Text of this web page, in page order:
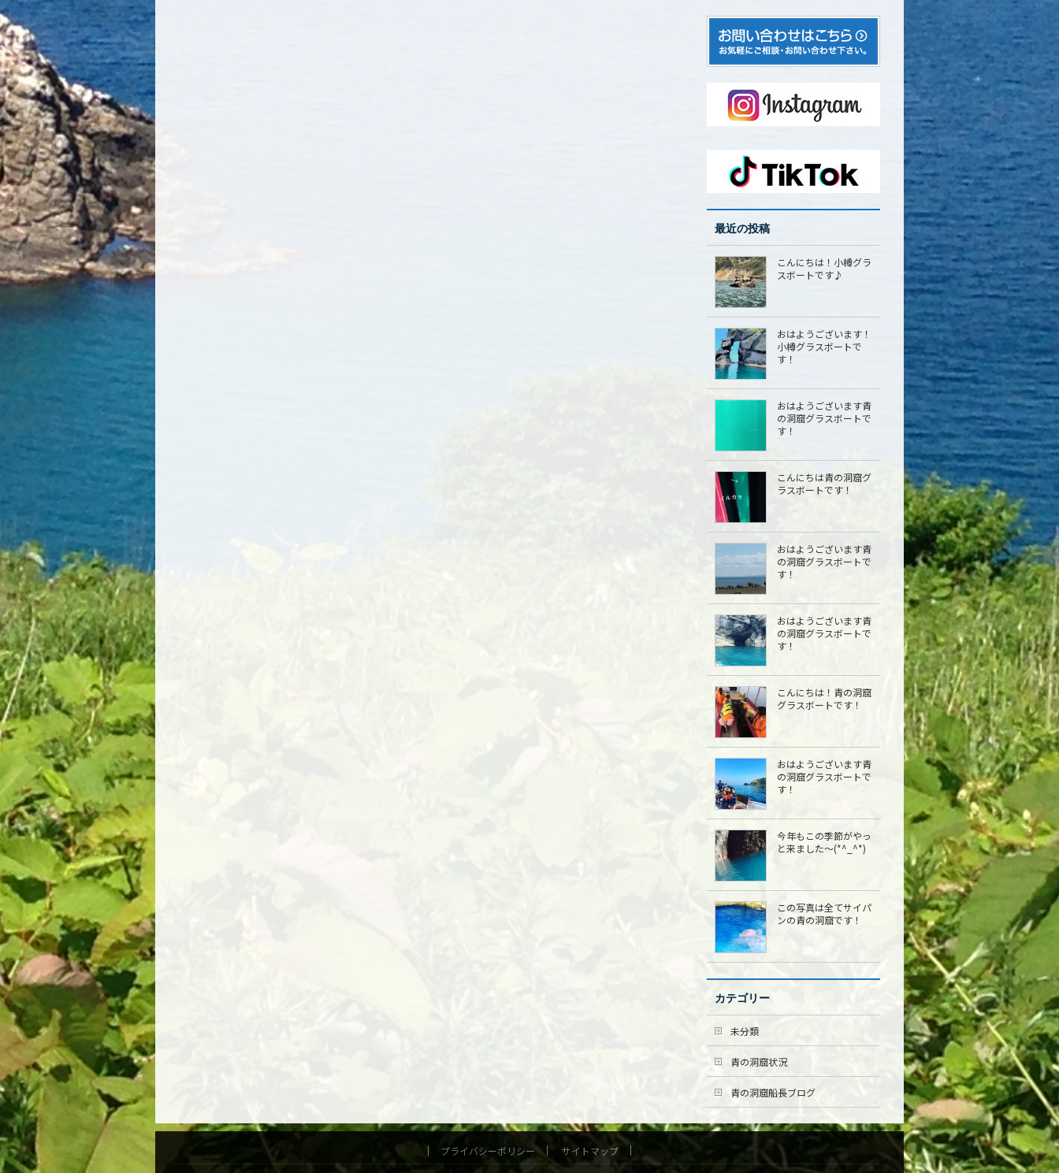
最近の投稿
こんにちは！小樽グラ
スボートです♪
おはようございます！
小樽グラスボートで
す！
おはようございます青
の洞窟グラスボートで
す！
こんにちは青の洞窟グ
ラスボートです！
おはようございます青
の洞窟グラスボートで
す！
おはようございます青
の洞窟グラスボートで
す！
こんにちは︎！青の洞窟
グラスボートです！
おはようございます青
の洞窟グラスボートで
す！
今年もこの季節がやっ
と来ました〜(*^_^*)
この写真は全てサイパ
ンの青の洞窟です！
カテゴリー
未分類
青の洞窟状況
青の洞窟船長ブログ
プライバシーポリシー サイトマップ